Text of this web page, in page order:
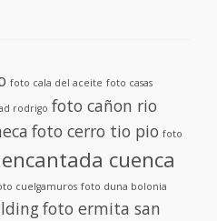
foto cala del aceite foto casas
rodrigo foto cañon rio
foto cerro tio pio foto
cuenca
cuelgamuros foto duna bolonia
foto ermita san